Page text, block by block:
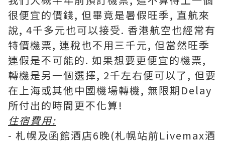
很便宜的價錢, 但畢竟是暑假旺季, 直航來
說, 4千多元也可以接受. 香港航空也經常有
特價機票, 連稅也不用三千元, 但當然旺季
連假是不可能的. 如果想要更便宜的機票,
轉機是另一個選擇, 2千左右便可以了, 但要
在上海或其他中國機場轉機, 無限期Delay
所付出的時間更不化算!
住宿費用:
- 札幌及函館酒店6晚(札幌站前Livemax酒